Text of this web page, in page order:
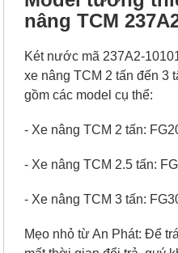
nâng TCM
Két nước mã 237A2-
xe nâng TCM 2 tấn đến 3
gồm các model cụ thể:
- Xe nâng TCM 2 tấn:
- Xe nâng TCM 2.5 tấn:
- Xe nâng TCM 3 tấn:
Mẹo nhỏ từ An Phát: Để